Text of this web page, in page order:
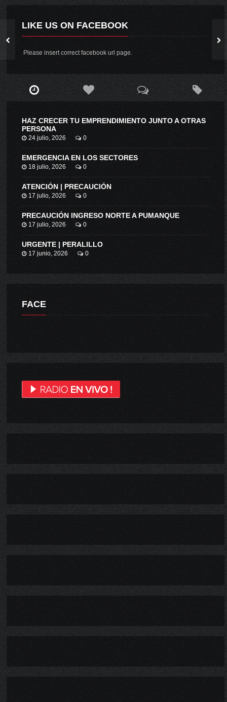
LIKE US ON FACEBOOK
Please insert correct facebook url page.
HAZ CRECER TU EMPRENDIMIENTO JUNTO A OTRAS
PERSONA
24 julio, 2026 0
EMERGENCIA EN LOS SECTORES
18 julio, 2026 0
ATENCIÓN | PRECAUCIÓN
17 julio, 2026 0
PRECAUCIÓN INGRESO NORTE A PUMANQUE
17 julio, 2026 0
URGENTE | PERALILLO
17 junio, 2026 0
FACE